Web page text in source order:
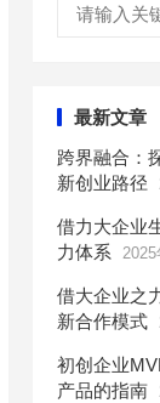
最新文章
跨界融合：
新创业路径
借力大企业
力体系
2025
借大企业之
新合作模式
初创企业
产品的指南